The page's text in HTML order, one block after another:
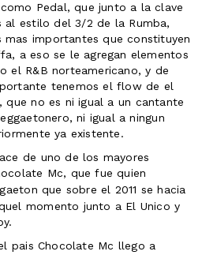
Pedal, que junto a la clave
al estilo del 3/2 de la Rumba,
importantes que constituyen
a eso se le agregan elementos
el R&B norteamericano, y de
tenemos el flow de el
no es ni igual a un cantante
ni igual a ningun
ya existente.
de uno de los mayores
Mc, que fue quien
que sobre el 2011 se hacia
momento junto a El Unico y
pais Chocolate Mc llego a